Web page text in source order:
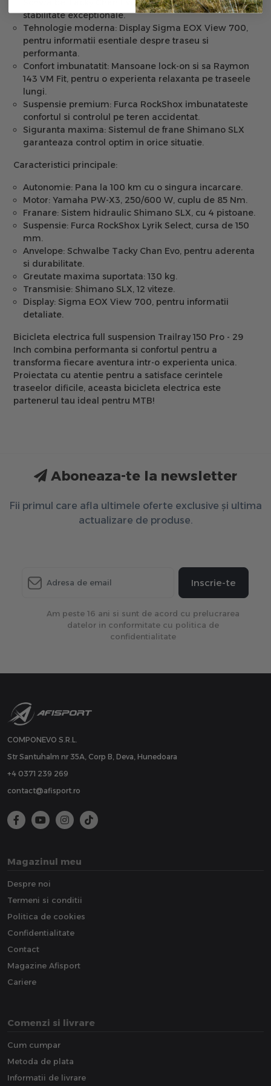
Schwalbe Tacky Chan Evo, pentru aderenta si
stabilitate exceptionale.
Tehnologie moderna: Display Sigma EOX View 700,
pentru informatii esentiale despre traseu si
performanta.
Confort imbunatatit: Mansoane lock-on si sa Raymon
143 VM Fit, pentru o experienta relaxanta pe traseele
lungi.
Suspensie premium: Furca RockShox imbunatateste
confortul si controlul pe teren accidentat.
Siguranta maxima: Sistemul de frane Shimano SLX
garanteaza control optim in orice situatie.
Caracteristici principale:
Autonomie: Pana la 100 km cu o singura incarcare.
Motor: Yamaha PW-X3, 250/600 W, cuplu de 85 Nm.
Franare: Sistem hidraulic Shimano SLX, cu 4 pistoane.
Suspensie: Furca RockShox Lyrik Select, cursa de 150
mm.
Anvelope: Schwalbe Tacky Chan Evo, pentru aderenta
si durabilitate.
Greutate maxima suportata: 130 kg.
Transmisie: Shimano SLX, 12 viteze.
Display: Sigma EOX View 700, pentru informatii
detaliate.
Bicicleta electrica full suspension Trailray 150 Pro - 29
Inch combina performanta si confortul pentru a
transforma fiecare aventura intr-o experienta unica.
Proiectata cu atentie pentru a satisface cerintele
traseelor dificile, aceasta bicicleta electrica este
partenerul tau ideal pentru MTB!
Aboneaza-te la newsletter
Fii primul care afla ultimele oferte exclusive și ultima
actualizare de produse.
Inscrie-te
Am peste 16 ani si sunt de acord cu prelucrarea
datelor in conformitate cu politica de
confidentialitate
COMPONEVO S.R.L.
Str Santuhalm nr 35A, Corp B, Deva, Hunedoara
+4 0371 239 269
contact@afisport.ro
Magazinul meu
Despre noi
Termeni si conditii
Politica de cookies
Confidentialitate
Contact
Magazine Afisport
Cariere
Comenzi si livrare
Cum cumpar
Metoda de plata
Informatii de livrare